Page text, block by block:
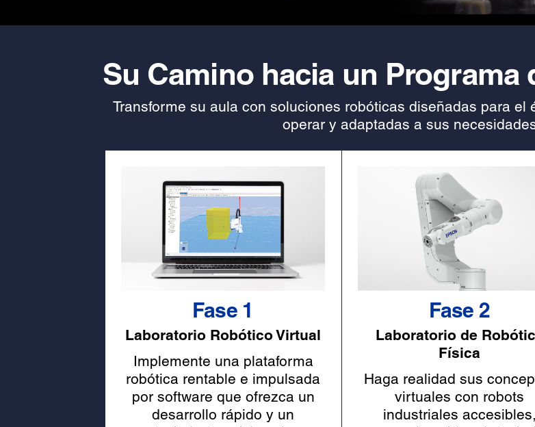
Su Camino hacia un
Transforme su aula con soluciones robóticas diseñadas para el
operar y adaptadas a sus
Fase 1
Laboratorio Robótico Virtual
Implemente una plataforma
robótica rentable e impulsada
por software que ofrezca un
desarrollo rápido y un
Fase 2
Laboratorio de
Física
Haga realidad sus
virtuales con robots
industriales accesibles,